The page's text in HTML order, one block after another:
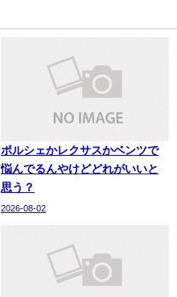
ポルシェかレクサスかベンツで
悩んでるんやけどどれがいいと
思う？
2026-08-02